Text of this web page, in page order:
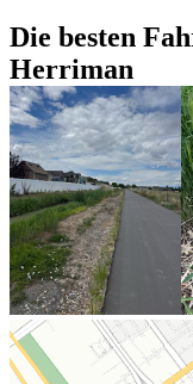
Die besten
Herriman